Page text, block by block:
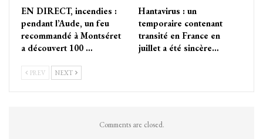
EN DIRECT, incendies :
pendant l’Aude, un feu
recommandé à Montséret
a découvert 100 …
Hantavirus : un
temporaire contenant
transité en France en
juillet a été sincère…
PREV NEXT
Comments are closed.